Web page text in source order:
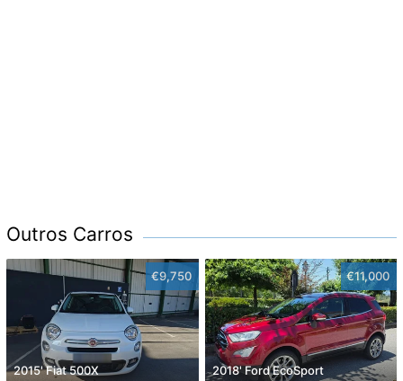
Outros Carros
€9,750
2015' Fiat 500X
€11,000
2018' Ford EcoSport